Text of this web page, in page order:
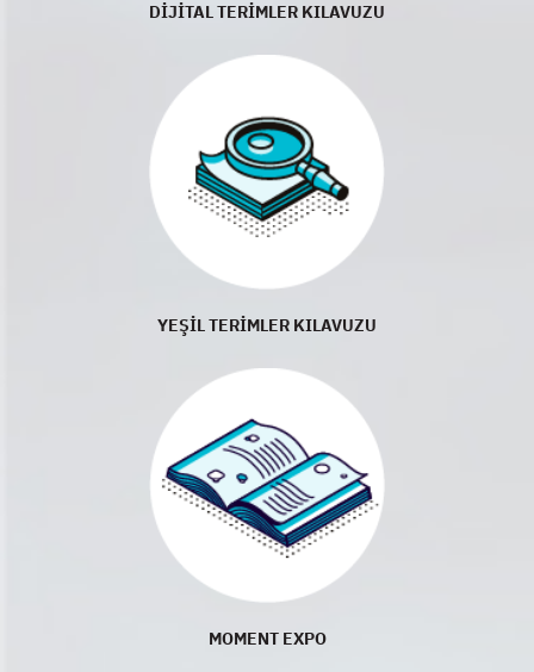
DİJİTAL TERİMLER KILAVUZU
YEŞİL TERİMLER KILAVUZU
MOMENT EXPO